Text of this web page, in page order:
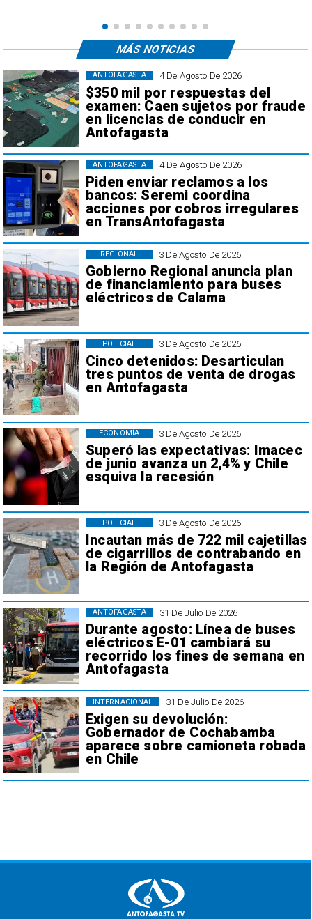
4 De Agosto De 2026
$350 mil por respuestas del
examen: Caen sujetos por fraude
en licencias de conducir en
Antofagasta
ANTOFAGASTA
4 De Agosto De 2026
Piden enviar reclamos a los
bancos: Seremi coordina
acciones por cobros irregulares
en TransAntofagasta
ANTOFAGASTA
3 De Agosto De 2026
Gobierno Regional anuncia plan
de financiamiento para buses
eléctricos de Calama
REGIONAL
3 De Agosto De 2026
Cinco detenidos: Desarticulan
tres puntos de venta de drogas
en Antofagasta
POLICIAL
3 De Agosto De 2026
Superó las expectativas: Imacec
de junio avanza un 2,4% y Chile
esquiva la recesión
ECONOMÍA
3 De Agosto De 2026
Incautan más de 722 mil cajetillas
de cigarrillos de contrabando en
la Región de Antofagasta
POLICIAL
31 De Julio De 2026
Durante agosto: Línea de buses
eléctricos E-01 cambiará su
recorrido los fines de semana en
Antofagasta
ANTOFAGASTA
31 De Julio De 2026
Exigen su devolución:
Gobernador de Cochabamba
aparece sobre camioneta robada
en Chile
INTERNACIONAL
MÁS NOTICIAS